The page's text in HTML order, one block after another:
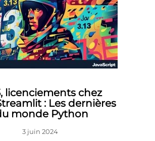
licenciements chez
: Les dernières
monde Python
3 juin 2024